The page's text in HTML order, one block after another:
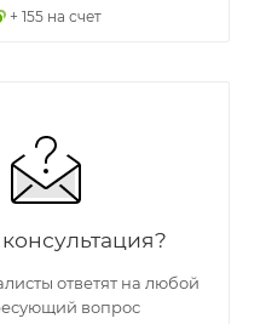
+ 155 на счет
ответят на любой
вопрос